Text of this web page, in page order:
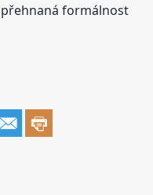
formálnost